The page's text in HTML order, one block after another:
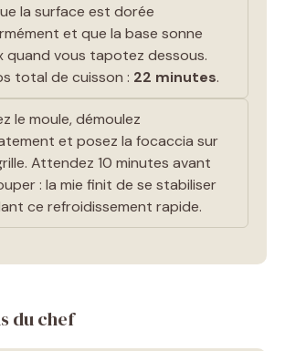
la surface est dorée
et que la base sonne
quand vous tapotez dessous.
total de cuisson : 22 minutes.
le moule, démoulez
et posez la focaccia sur
Attendez 10 minutes avant
: la mie finit de se stabiliser
ce refroidissement rapide.
du chef